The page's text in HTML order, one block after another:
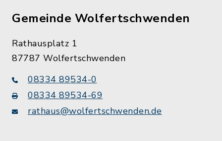
Gemeinde Wolfertschwenden
Rathausplatz 1
87787 Wolfertschwenden
08334 89534-0
08334 89534-69
rathaus@wolfertschwenden.de